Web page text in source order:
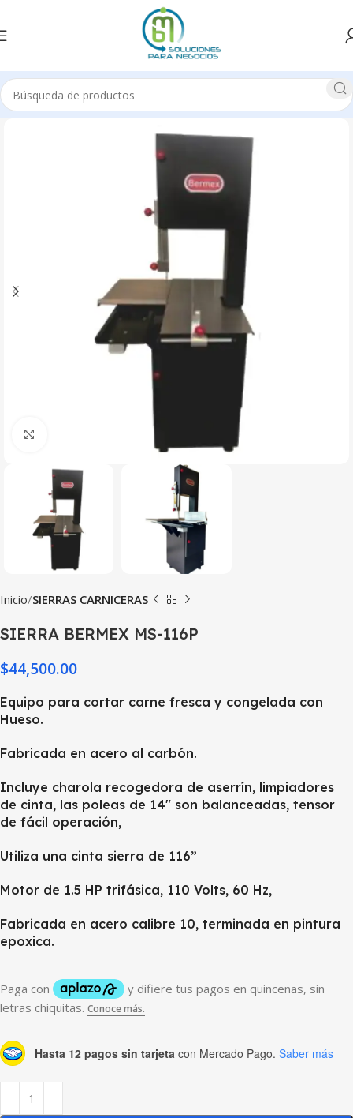
Haga Click para agrandar
Inicio SIERRAS CARNICERAS
SIERRA BERMEX MS-116P
$44,500.00
Equipo para cortar carne fresca y congelada con
Hueso.
Fabricada en acero al carbón.
Incluye charola recogedora de aserrín, limpiadores
de cinta, las poleas de 14″ son balanceadas, tensor
de fácil operación,
Utiliza una cinta sierra de 116”
Motor de 1.5 HP trifásica, 110 Volts, 60 Hz,
Fabricada en acero calibre 10, terminada en pintura
epoxica.
Hasta 12 pagos sin tarjeta con Mercado Pago. Saber más